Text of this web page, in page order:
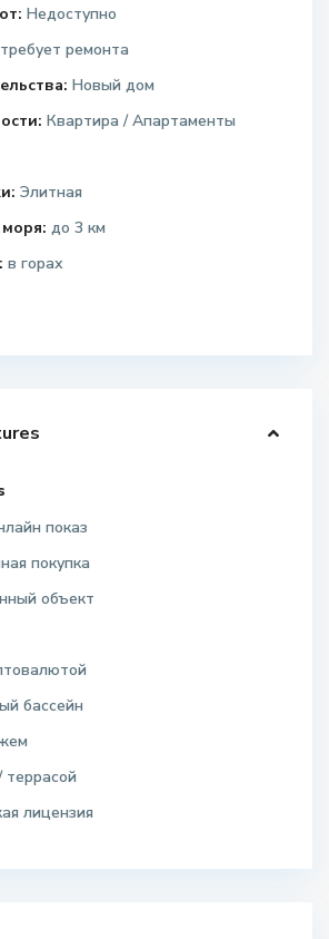
Недоступно
ремонта
Новый дом
Квартира / Апартаменты
Элитная
до 3 км
в горах
показ
покупка
объект
бассейн
террасой
лицензия